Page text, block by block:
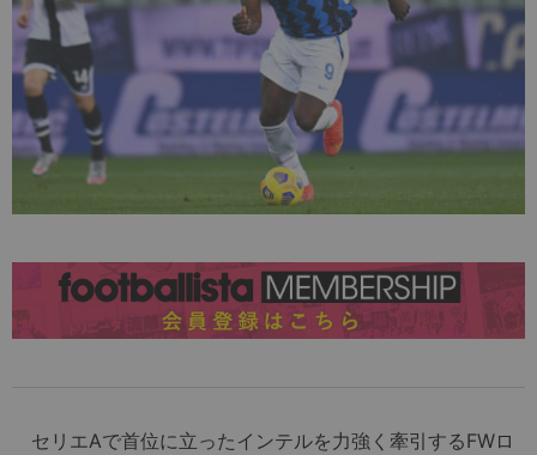
セリエAで首位に立ったインテルを力強く牽引するFWロ